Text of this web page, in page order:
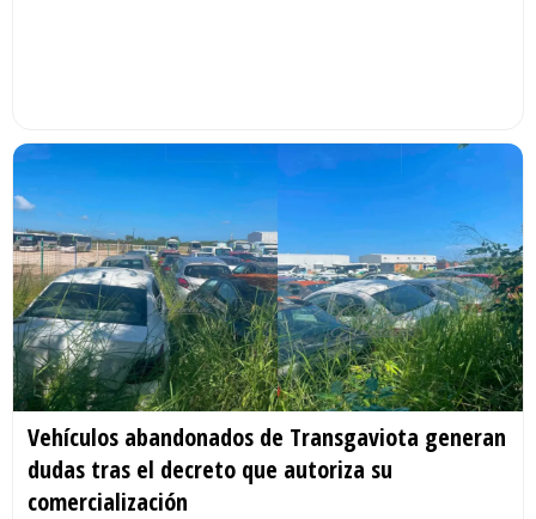
Vehículos abandonados de Transgaviota generan
dudas tras el decreto que autoriza su
comercialización